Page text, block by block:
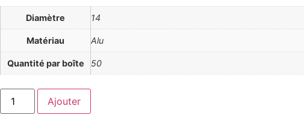
14
Diamètre 14
Matériau Alu
Quantité par boîte 50
quantité
ECROU
Ajouter